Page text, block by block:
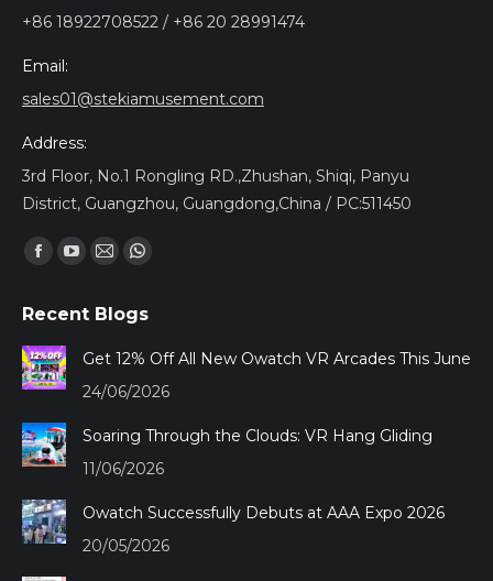
+86 18922708522 / +86 20 28991474
Email:
sales01@stekiamusement.com
Address:
3rd Floor, No.1 Rongling RD.,Zhushan, Shiqi, Panyu
District, Guangzhou, Guangdong,China / PC:511450
Trouvez nous sur :
Facebook
opens
in
new
YouTube
opens
in
Mail
opens
in
Whatsapp
opens
in
Recent Blogs
Get 12% Off All New Owatch VR Arcades This June
24/06/2026
Soaring Through the Clouds: VR Hang Gliding
11/06/2026
Owatch Successfully Debuts at AAA Expo 2026
20/05/2026